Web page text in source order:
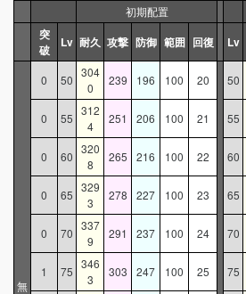
初期配置
突
破
Lv 耐久 攻撃 防御 範囲 回復 Lv
無
0 50
304
0
239 196 100 20 50
0 55
312
4
251 206 100 21 55
0 60
320
8
265 216 100 22 60
0 65
329
3
278 227 100 23 65
0 70
337
9
291 237 100 24 70
1 75
346
3
303 247 100 25 75